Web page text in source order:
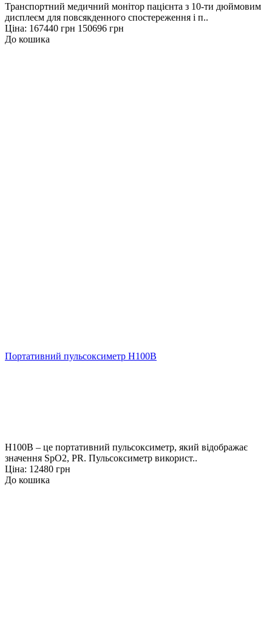
Транспортний медичний монітор пацієнта з 10-ти дюймовим
дисплеєм для повсякденного спостереження і п..
Ціна: 167440 грн 150696 грн
До кошика
Портативний пульсоксиметр H100B
H100B – це портативний пульсоксиметр, який відображає
значення SpO2, PR. Пульсоксиметр використ..
Ціна: 12480 грн
До кошика